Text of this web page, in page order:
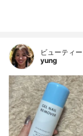
ビューティ
yung